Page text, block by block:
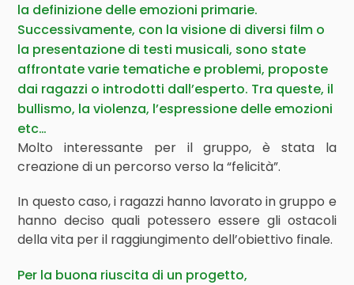
la definizione delle emozioni primarie.
Successivamente, con la visione di diversi film o
la presentazione di testi musicali, sono state
affrontate varie tematiche e problemi, proposte
dai ragazzi o introdotti dall’esperto. Tra queste, il
bullismo, la violenza, l’espressione delle emozioni
etc…
Molto interessante per il gruppo, è stata la
creazione di un percorso verso la “felicità”.
In questo caso, i ragazzi hanno lavorato in gruppo e
hanno deciso quali potessero essere gli ostacoli
della vita per il raggiungimento dell’obiettivo finale.
Per la buona riuscita di un progetto,